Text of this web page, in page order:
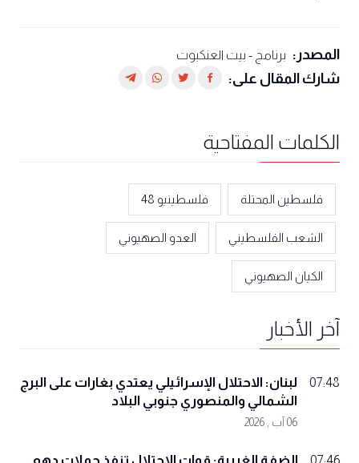
المصدر: برنامج - بيت العنكبوت
شارك المقال على:
الكلمات المفتاحية
فلسطين المحتلة فلسطينيو 48
الشعب الفلسطيني العدو الصهيوني
الكيان الصهيوني
آخر الأخبار
07:48
لبنان: الاحتلال الإسرائيلي يعتدي بغارات على البرج
الشمالي والمنصوري جنوبي البلاد
06 آب , 2026
07:46